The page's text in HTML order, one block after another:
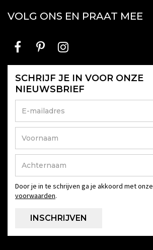
VOLG ONS EN PRAAT MEE
SCHRIJF JE IN VOOR ONZE
NIEUWSBRIEF
Door je in te schrijven ga je akkoord met onze
voorwaarden.